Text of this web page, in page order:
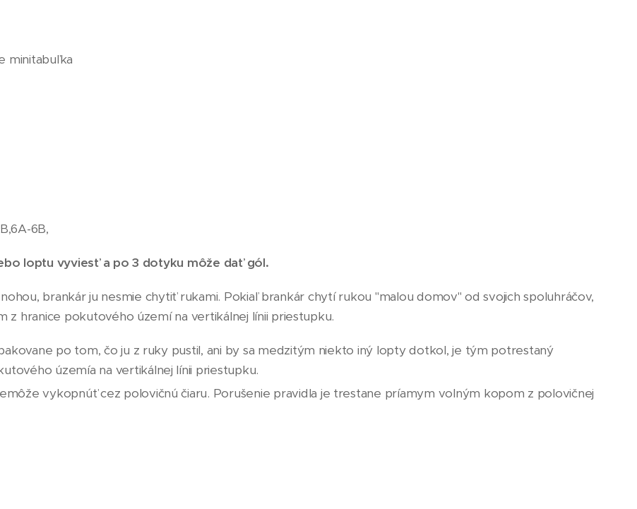
minitabuľka
6B,
loptu vyviesť a po 3 dotyku môže dať gól.
nohou, brankár ju nesmie chytiť rukami. Pokiaľ brankár chytí rukou "malou domov" od svojich spoluhráčov,
hranice pokutového území na vertikálnej línii priestupku.
po tom, čo ju z ruky pustil, ani by sa medzitým niekto iný lopty dotkol, je tým potrestaný
územía na vertikálnej línii priestupku.
vykopnúť cez polovičnú čiaru. Porušenie pravidla je trestane príamym volným kopom z polovičnej